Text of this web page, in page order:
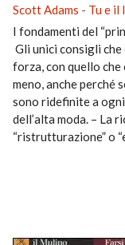
Scott Adams - Tu e il
I fondamenti del
Gli unici consigli
forza, con quello
meno, anche perché
sono ridefinite a
dell’alta moda. – La
“ristrutturazione” o